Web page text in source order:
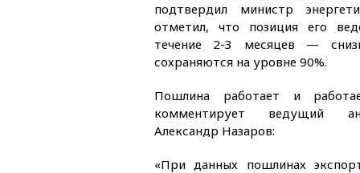
подтвердил министр
отметил, что позиция его
течение 2-3 месяцев —
сохраняются на уровне 90%.
Пошлина работает и
комментирует ведущий
Александр Назаров:
«При данных пошлинах